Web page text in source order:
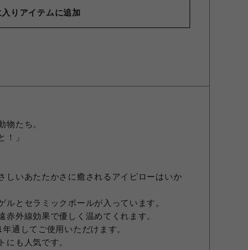
入りアイテムに追加
物たち。
！」
しいあたたかさに癒されるアイピローはいか
とセラミックボールが入っています。
外線効果で優しく温めてくれます。
通してご使用いただけます。
にも人気です。